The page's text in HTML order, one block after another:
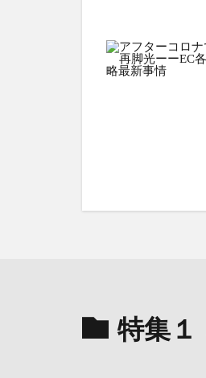
特集１